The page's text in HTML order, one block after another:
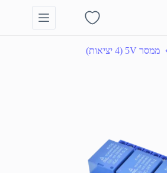
Shopping
ממסר 5V (4 יציאות)